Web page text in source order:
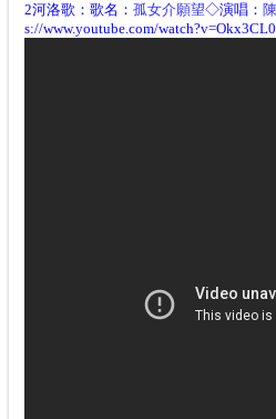
2河洛歌：歌名： 孤女介願望◇演唱：
s://www.youtube.com/